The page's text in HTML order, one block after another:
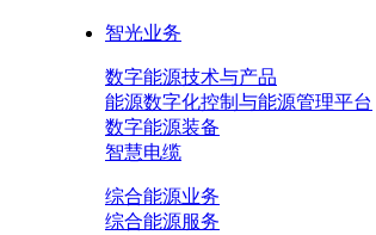
智光业务
数字能源技术与产品
能源数字化控制与能源管理平台
数字能源装备
智慧电缆
综合能源业务
综合能源服务